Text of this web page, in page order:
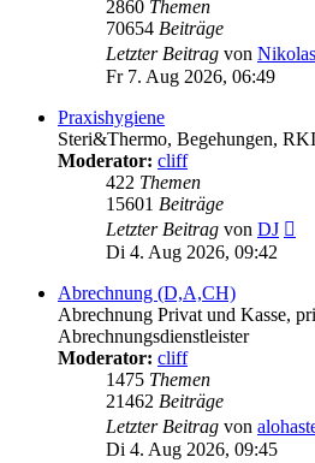
2860 Themen
70654 Beiträge
Letzter Beitrag von
Fr 7. Aug 2026, 06:49
Praxishygiene
Steri&Thermo, Begehungen, RKI
Moderator: cliff
422 Themen
15601 Beiträge
Letzter Beitrag von DJ
Di 4. Aug 2026, 09:42
Abrechnung (D,A,CH)
Abrechnung Privat und Kasse,
Abrechnungsdienstleister
Moderator: cliff
1475 Themen
21462 Beiträge
Letzter Beitrag von
Di 4. Aug 2026, 09:45